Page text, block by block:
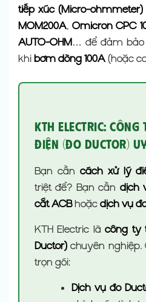
tiếp xúc (Micro-ohmmeter)
MOM200A, Omicron CPC
AUTO-OHM… để đảm bảo
khi bơm dòng 100A(hoặc
KTH Electric: Công
Điện (Đo Ductor)
Bạn cần cách xử lý
triệt để? Bạn cần dịch
cắt ACBhoặc dịch vụ
KTH Electric làcông ty
Ductor) chuyên nghiệp.
trọn gói:
Dịch vụ đo